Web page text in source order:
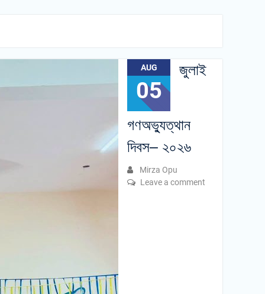
AUG
05
জুলাই
গণঅভ্যুত্থান
দিবস– ২০২৬
Mirza Opu
Leave a comment